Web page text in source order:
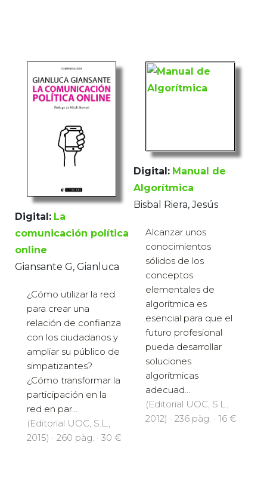
Digital: La
comunicación política
online
Giansante G, Gianluca
¿Cómo utilizar la red
para crear una
relación de confianza
con los ciudadanos y
ampliar su público de
simpatizantes?
¿Cómo transformar la
participación en la
red en par...
(Editorial UOC, S.L.,
2015) · 260 pàg. · 30 €
Digital: Manual de
Algorítmica
Bisbal Riera, Jesús
Alcanzar unos
conocimientos
sólidos de los
conceptos
elementales de
algorítmica es
esencial para que el
futuro profesional
pueda desarrollar
soluciones
algorítmicas
adecuad...
(Editorial UOC, S.L.,
2012) · 236 pàg. · 16 €